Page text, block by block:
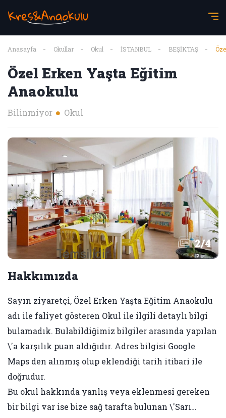
Anasayfa Okullar Okul İSTANBUL BEŞİKTAŞ
Özel Erken Yaşta Eğitim
Anaokulu
Bilinmiyor Okul
2/4
Hakkımızda
Sayın ziyaretçi, Özel Erken Yaşta Eğitim Anaokulu
adı ile faliyet gösteren Okul ile ilgili detaylı bilgi
bulamadık. Bulabildiğimiz bilgiler arasında yapılan
\'a karşılık puan aldığıdır. Adres bilgisi Google
Maps den alınmış olup eklendiği tarih itibari ile
doğrudur.
Bu okul hakkında yanlış veya eklenmesi gereken
bir bilgi var ise bize sağ tarafta bulunan \'Sarı…